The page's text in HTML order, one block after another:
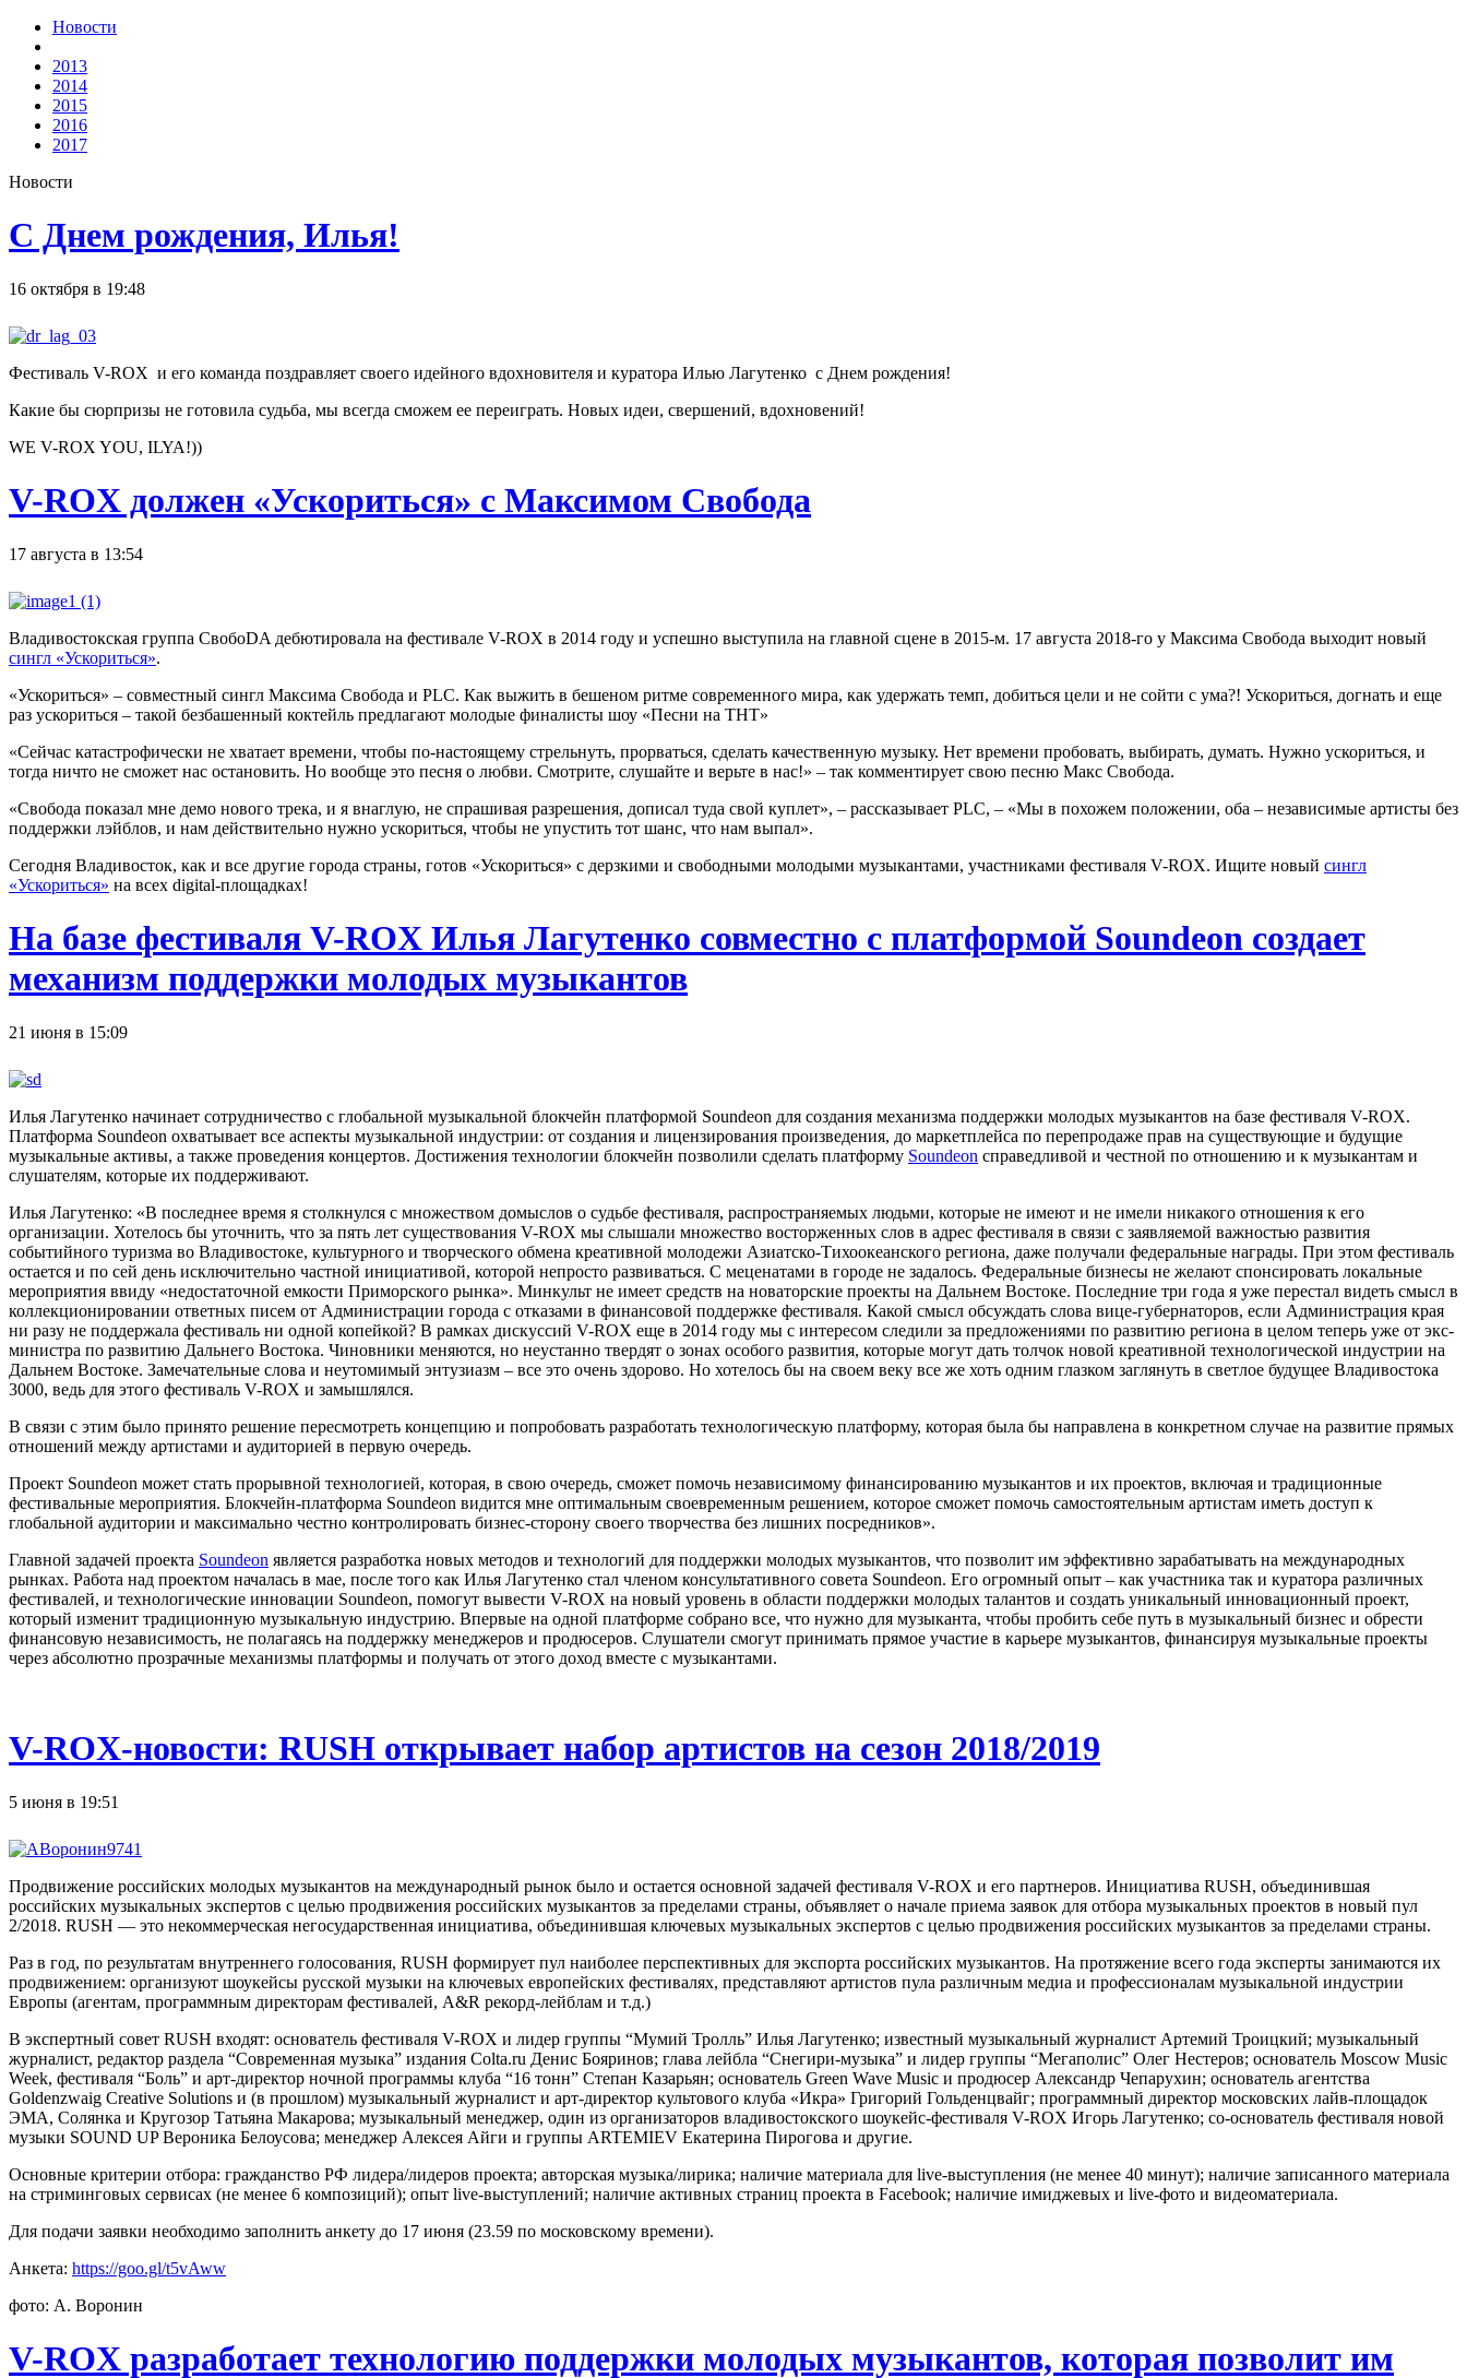
Новости
2013
2014
2015
2016
2017
Новости
С Днем рождения, Илья!
16 октября в 19:48
Фестиваль V-ROX и его команда поздравляет своего идейного вдохновителя и куратора Илью Лагутенко с Днем рождения!
Какие бы сюрпризы не готовила судьба, мы всегда сможем ее переиграть. Новых идеи, свершений, вдохновений!
WE V-ROX YOU, ILYA!))
V-ROX должен «Ускориться» с Максимом Свобода
17 августа в 13:54
Владивостокская группа СвобоDA дебютировала на фестивале V-ROX в 2014 году и успешно выступила на главной сцене в 2015-м. 17 августа 2018-го у Максима Свобода выходит новый
сингл «Ускориться».
«Ускориться» – совместный сингл Максима Свобода и PLC. Как выжить в бешеном ритме современного мира, как удержать темп, добиться цели и не сойти с ума?! Ускориться, догнать и еще
раз ускориться – такой безбашенный коктейль предлагают молодые финалисты шоу «Песни на ТНТ»
«Сейчас катастрофически не хватает времени, чтобы по-настоящему стрельнуть, прорваться, сделать качественную музыку. Нет времени пробовать, выбирать, думать. Нужно ускориться, и
тогда ничто не сможет нас остановить. Но вообще это песня о любви. Смотрите, слушайте и верьте в нас!» – так комментирует свою песню Макс Свобода.
«Свобода показал мне демо нового трека, и я внаглую, не спрашивая разрешения, дописал туда свой куплет», – рассказывает PLC, – «Мы в похожем положении, оба – независимые артисты без
поддержки лэйблов, и нам действительно нужно ускориться, чтобы не упустить тот шанс, что нам выпал».
Сегодня Владивосток, как и все другие города страны, готов «Ускориться» с дерзкими и свободными молодыми музыкантами, участниками фестиваля V-ROX. Ищите новый сингл
«Ускориться» на всех digital-площадках!
На базе фестиваля V-ROX Илья Лагутенко совместно с платформой Soundeon создает
механизм поддержки молодых музыкантов
21 июня в 15:09
Илья Лагутенко начинает сотрудничество с глобальной музыкальной блокчейн платформой Soundeon для создания механизма поддержки молодых музыкантов на базе фестиваля V-ROX.
Платформа Soundeon охватывает все аспекты музыкальной индустрии: от создания и лицензирования произведения, до маркетплейса по перепродаже прав на существующие и будущие
музыкальные активы, а также проведения концертов. Достижения технологии блокчейн позволили сделать платформу Soundeon справедливой и честной по отношению и к музыкантам и
слушателям, которые их поддерживают.
Илья Лагутенко: «В последнее время я столкнулся с множеством домыслов о судьбе фестиваля, распространяемых людьми, которые не имеют и не имели никакого отношения к его
организации. Хотелось бы уточнить, что за пять лет существования V-ROX мы слышали множество восторженных слов в адрес фестиваля в связи с заявляемой важностью развития
событийного туризма во Владивостоке, культурного и творческого обмена креативной молодежи Азиатско-Тихоокеанского региона, даже получали федеральные награды. При этом фестиваль
остается и по сей день исключительно частной инициативой, которой непросто развиваться. С меценатами в городе не задалось. Федеральные бизнесы не желают спонсировать локальные
мероприятия ввиду «недостаточной емкости Приморского рынка». Минкульт не имеет средств на новаторские проекты на Дальнем Востоке. Последние три года я уже перестал видеть смысл в
коллекционировании ответных писем от Администрации города с отказами в финансовой поддержке фестиваля. Какой смысл обсуждать слова вице-губернаторов, если Администрация края
ни разу не поддержала фестиваль ни одной копейкой? В рамках дискуссий V-ROX еще в 2014 году мы с интересом следили за предложениями по развитию региона в целом теперь уже от экс-
министра по развитию Дальнего Востока. Чиновники меняются, но неустанно твердят о зонах особого развития, которые могут дать толчок новой креативной технологической индустрии на
Дальнем Востоке. Замечательные слова и неутомимый энтузиазм – все это очень здорово. Но хотелось бы на своем веку все же хоть одним глазком заглянуть в светлое будущее Владивостока
3000, ведь для этого фестиваль V-ROX и замышлялся.
В связи с этим было принято решение пересмотреть концепцию и попробовать разработать технологическую платформу, которая была бы направлена в конкретном случае на развитие прямых
отношений между артистами и аудиторией в первую очередь.
Проект Soundeon может стать прорывной технологией, которая, в свою очередь, сможет помочь независимому финансированию музыкантов и их проектов, включая и традиционные
фестивальные мероприятия. Блокчейн-платформа Soundeon видится мне оптимальным своевременным решением, которое сможет помочь самостоятельным артистам иметь доступ к
глобальной аудитории и максимально честно контролировать бизнес-сторону своего творчества без лишних посредников».
Главной задачей проекта Soundeon является разработка новых методов и технологий для поддержки молодых музыкантов, что позволит им эффективно зарабатывать на международных
рынках. Работа над проектом началась в мае, после того как Илья Лагутенко стал членом консультативного совета Soundeon. Его огромный опыт – как участника так и куратора различных
фестивалей, и технологические инновации Soundeon, помогут вывести V-ROX на новый уровень в области поддержки молодых талантов и создать уникальный инновационный проект,
который изменит традиционную музыкальную индустрию. Впервые на одной платформе собрано все, что нужно для музыканта, чтобы пробить себе путь в музыкальный бизнес и обрести
финансовую независимость, не полагаясь на поддержку менеджеров и продюсеров. Слушатели смогут принимать прямое участие в карьере музыкантов, финансируя музыкальные проекты
через абсолютно прозрачные механизмы платформы и получать от этого доход вместе с музыкантами.
V-ROX-новости: RUSH открывает набор артистов на сезон 2018/2019
5 июня в 19:51
Продвижение российских молодых музыкантов на международный рынок было и остается основной задачей фестиваля V-ROX и его партнеров. Инициатива RUSH, объединившая
российских музыкальных экспертов с целью продвижения российских музыкантов за пределами страны, объявляет о начале приема заявок для отбора музыкальных проектов в новый пул
2/2018. RUSH — это некоммерческая негосударственная инициатива, объединившая ключевых музыкальных экспертов с целью продвижения российских музыкантов за пределами страны.
Раз в год, по результатам внутреннего голосования, RUSH формирует пул наиболее перспективных для экспорта российских музыкантов. На протяжение всего года эксперты занимаются их
продвижением: организуют шоукейсы русской музыки на ключевых европейских фестивалях, представляют артистов пула различным медиа и профессионалам музыкальной индустрии
Европы (агентам, программным директорам фестивалей, A&R рекорд-лейблам и т.д.)
В экспертный совет RUSH входят: основатель фестиваля V-ROX и лидер группы “Мумий Тролль” Илья Лагутенко; известный музыкальный журналист Артемий Троицкий; музыкальный
журналист, редактор раздела “Современная музыка” издания Colta.ru Денис Бояринов; глава лейбла “Снегири-музыка” и лидер группы “Мегаполис” Олег Нестеров; основатель Moscow Music
Week, фестиваля “Боль” и арт-директор ночной программы клуба “16 тонн” Степан Казарьян; основатель Green Wave Music и продюсер Александр Чепарухин; основатель агентства
Goldenzwaig Creative Solutions и (в прошлом) музыкальный журналист и арт-директор культового клуба «Икра» Григорий Гольденцвайг; программный директор московских лайв-площадок
ЭМА, Солянка и Кругозор Татьяна Макарова; музыкальный менеджер, один из организаторов владивостокского шоукейс-фестиваля V-ROX Игорь Лагутенко; со-основатель фестиваля новой
музыки SOUND UP Вероника Белоусова; менеджер Алексея Айги и группы ARTEMIEV Екатерина Пирогова и другие.
Основные критерии отбора: гражданство РФ лидера/лидеров проекта; авторская музыка/лирика; наличие материала для live-выступления (не менее 40 минут); наличие записанного материала
на стриминговых сервисах (не менее 6 композиций); опыт live-выступлений; наличие активных страниц проекта в Facebook; наличие имиджевых и live-фото и видеоматериала.
Для подачи заявки необходимо заполнить анкету до 17 июня (23.59 по московскому времени).
Анкета: https://goo.gl/t5vAww
фото: А. Воронин
V-ROX разработает технологию поддержки молодых музыкантов, которая позволит им